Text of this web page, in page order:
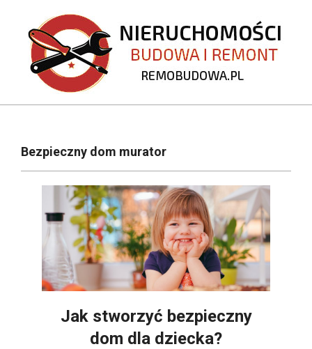
content
REMOBUDOWA.PL
NavigationBezpieczny dom murator
Jak stworzyć bezpieczny
dom dla dziecka?